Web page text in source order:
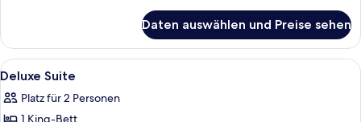
Room
Daten auswählen und Preise sehen
Alle
Fotos
für
Minibar, Zimmersafe, Schreibtisch,
4
Deluxe Suite
Platz für 2 Personen
1 King-Bett